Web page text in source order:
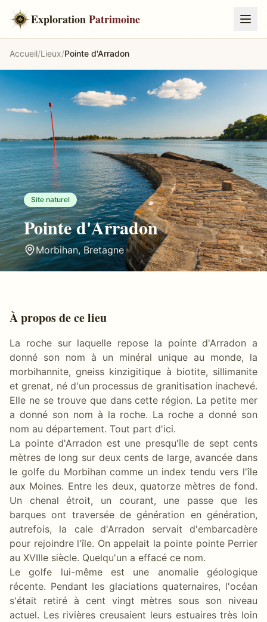
ExplorationPatrimoine
Accueil/Lieux/Pointe d'Arradon
Site naturel
Pointe d'Arradon
Morbihan, Bretagne
À propos de ce lieu
La roche sur laquelle repose la pointe d'Arradon a
donné son nom à un minéral unique au monde, la
morbihannite, gneiss kinzigitique à biotite, sillimanite
et grenat, né d'un processus de granitisation inachevé.
Elle ne se trouve que dans cette région. La petite mer
a donné son nom à la roche. La roche a donné son
nom au département. Tout part d'ici.
La pointe d'Arradon est une presqu'île de sept cents
mètres de long sur deux cents de large, avancée dans
le golfe du Morbihan comme un index tendu vers l'île
aux Moines. Entre les deux, quatorze mètres de fond.
Un chenal étroit, un courant, une passe que les
barques ont traversée de génération en génération,
autrefois, la cale d'Arradon servait d'embarcadère
pour rejoindre l'île. On appelait la pointe pointe Perrier
au XVIIIe siècle. Quelqu'un a effacé ce nom.
Le golfe lui-même est une anomalie géologique
récente. Pendant les glaciations quaternaires, l'océan
s'était retiré à cent vingt mètres sous son niveau
actuel. Les rivières creusaient leurs estuaires très loin